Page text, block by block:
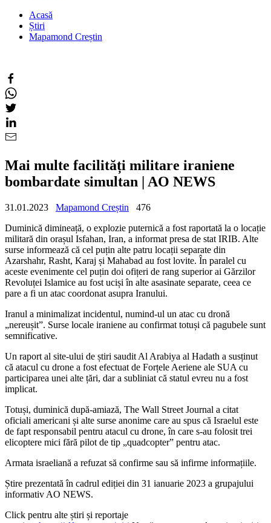
Acasă
Știri
Mapamond Creștin
Mai multe facilități militare iraniene
bombardate simultan | AO NEWS
31.01.2023 Mapamond Creștin
476
Duminică dimineață, o explozie puternică a fost raportată la o locație
militară din orașul Isfahan, Iran, a informat presa de stat IRIB. Alte
surse informează că cel puțin alte patru locații separate din
Azarshahr, Rasht, Karaj și Mahabad au fost lovite. În paralel cu
aceste evenimente cel puțin doi ofițeri de rang superior ai Gărzilor
Revoluței Islamice au fost uciși în alte asasinate separate, ceea ce
pare a fi un atac coordonat asupra Iranului.
Iranul a minimalizat incidentul, numind-ul un atac cu dronă
„nereușit”. Surse locale iraniene au confirmat totuși că pagubele sunt
semnificative.
Un raport al site-ului de știri saudit Al Arabiya al Hadath a susținut
că atacul cu drone a fost efectuat de Forțele Aeriene ale SUA cu
participarea unei alte țări, dar a subliniat că statul evreu nu a fost
implicat.
Totuși, duminică după-amiază, The Wall Street Journal a citat
oficiali americani și alte surse anonime care au spus că Israelul este
de fapt responsabil pentru atacul cu drone, în care s-au folosit trei
elicoptere mici fără pilot de tip „quadcopter” pentru atac.
Armata israeliană a refuzat să confirme sau să infirme informațiile.
Știre prezentată în cadrul ediției din 31 ianuarie 2023 a grupajului
informativ AO NEWS.
Click pentru alte știri și reportaje